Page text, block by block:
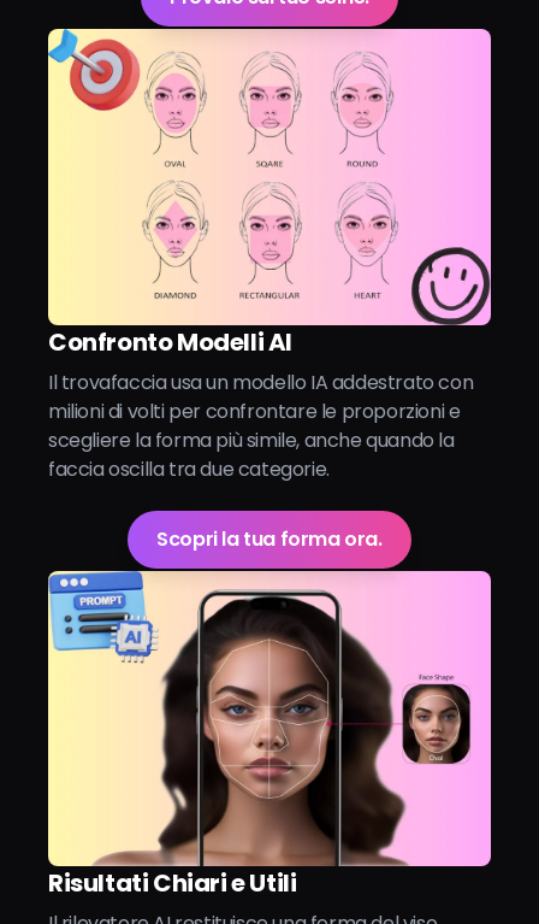
Confronto Modelli AI
Il trovafaccia usa un modello IA addestrato con
milioni di volti per confrontare le proporzioni e
scegliere la forma più simile, anche quando la
faccia oscilla tra due categorie.
Scopri la tua forma ora.
Risultati Chiari e Utili